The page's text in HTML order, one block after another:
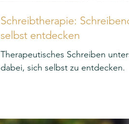
Schreibtherapie:
selbst entdecken
Therapeutisches Schreiben
dabei, sich selbst zu entdecken.